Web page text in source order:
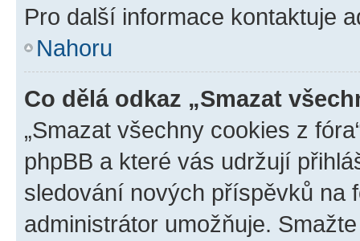
Pro další informace kontaktuje
Nahoru
Co dělá odkaz „Smazat
„Smazat všechny cookies z
phpBB a které vás udržují
sledování nových příspěvků na
administrátor umožňuje.